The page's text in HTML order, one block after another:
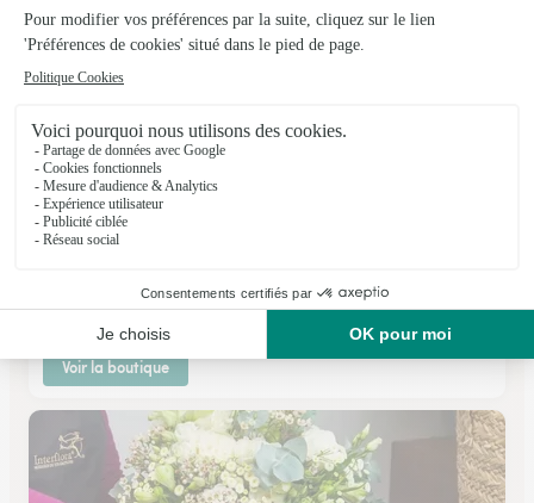
Fleurs Anatole
4.4 (126)
Voir la boutique